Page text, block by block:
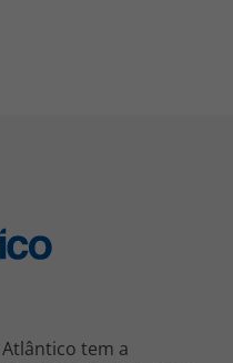
tem a